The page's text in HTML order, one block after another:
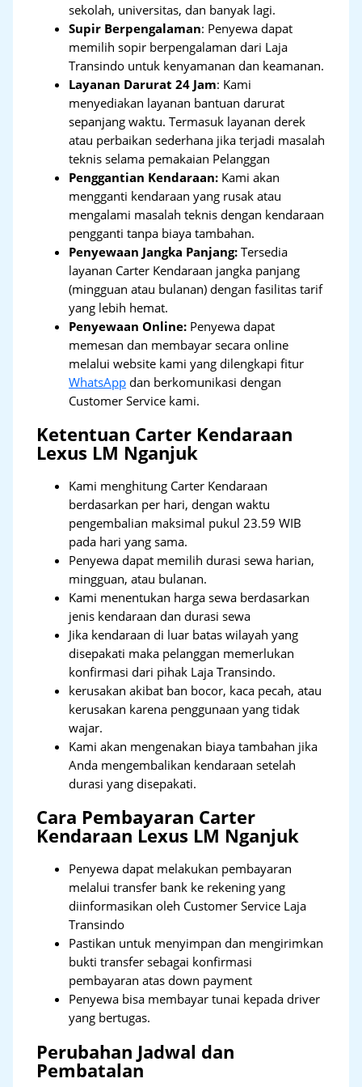
sekolah, universitas, dan banyak lagi.
Supir Berpengalaman: Penyewa dapat
memilih sopir berpengalaman dari Laja
Transindo untuk kenyamanan dan keamanan.
Layanan Darurat 24 Jam: Kami
menyediakan layanan bantuan darurat
sepanjang waktu. Termasuk layanan derek
atau perbaikan sederhana jika terjadi masalah
teknis selama pemakaian Pelanggan
Penggantian Kendaraan: Kami akan
mengganti kendaraan yang rusak atau
mengalami masalah teknis dengan kendaraan
pengganti tanpa biaya tambahan.
Penyewaan Jangka Panjang: Tersedia
layanan Carter Kendaraan jangka panjang
(mingguan atau bulanan) dengan fasilitas tarif
yang lebih hemat.
Penyewaan Online: Penyewa dapat
memesan dan membayar secara online
melalui website kami yang dilengkapi fitur
WhatsApp dan berkomunikasi dengan
Customer Service kami.
Ketentuan Carter Kendaraan
Lexus LM Nganjuk
Kami menghitung Carter Kendaraan
berdasarkan per hari, dengan waktu
pengembalian maksimal pukul 23.59 WIB
pada hari yang sama.
Penyewa dapat memilih durasi sewa harian,
mingguan, atau bulanan.
Kami menentukan harga sewa berdasarkan
jenis kendaraan dan durasi sewa
Jika kendaraan di luar batas wilayah yang
disepakati maka pelanggan memerlukan
konfirmasi dari pihak Laja Transindo.
kerusakan akibat ban bocor, kaca pecah, atau
kerusakan karena penggunaan yang tidak
wajar.
Kami akan mengenakan biaya tambahan jika
Anda mengembalikan kendaraan setelah
durasi yang disepakati.
Cara Pembayaran Carter
Kendaraan Lexus LM Nganjuk
Penyewa dapat melakukan pembayaran
melalui transfer bank ke rekening yang
diinformasikan oleh Customer Service Laja
Transindo
Pastikan untuk menyimpan dan mengirimkan
bukti transfer sebagai konfirmasi
pembayaran atas down payment
Penyewa bisa membayar tunai kepada driver
yang bertugas.
Perubahan Jadwal dan
Pembatalan